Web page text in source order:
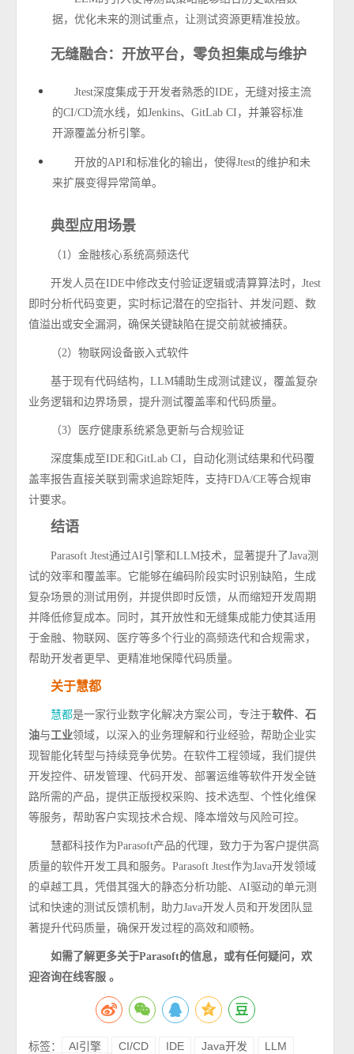
据，优化未来的测试重点，让测试资源更精准投放。
无缝融合：开放平台，零负担集成与维护
Jtest深度集成于开发者熟悉的IDE ，无缝对接主流
的CI/CD流水线，如Jenkins、GitLab CI ，并兼容标准
开源覆盖分析引擎。
开放的API和标准化的输出，使得Jtest的维护和未
来扩展变得异常简单。
典型应用场景
（1）金融核心系统高频迭代
开发人员在IDE中修改支付验证逻辑或清算算法时，Jtest
即时分析代码变更，实时标记潜在的空指针、并发问题、数
值溢出或安全漏洞，确保关键缺陷在提交前就被捕获。
（2）物联网设备嵌入式软件
基于现有代码结构，LLM辅助生成测试建议，覆盖复杂
业务逻辑和边界场景，提升测试覆盖率和代码质量。
（3）医疗健康系统紧急更新与合规验证
深度集成至IDE和GitLab CI ，自动化测试结果和代码覆
盖率报告直接关联到需求追踪矩阵，支持FDA/CE等合规审
计要求。
结语
Parasoft Jtest通过AI引擎和LLM技术，显著提升了Java测
试的效率和覆盖率。它能够在编码阶段实时识别缺陷，生成
复杂场景的测试用例，并提供即时反馈，从而缩短开发周期
并降低修复成本。同时，其开放性和无缝集成能力使其适用
于金融、物联网、医疗等多个行业的高频迭代和合规需求，
帮助开发者更早、更精准地保障代码质量。
关于慧都
慧都是一家行业数字化解决方案公司，专注于软件、石
油与工业领域，以深入的业务理解和行业经验，帮助企业实
现智能化转型与持续竞争优势。在软件工程领域，我们提供
开发控件、研发管理、代码开发、部署运维等软件开发全链
路所需的产品，提供正版授权采购、技术选型、个性化维保
等服务，帮助客户实现技术合规、降本增效与风险可控。
慧都科技作为Parasoft产品的代理，致力于为客户提供高
质量的软件开发工具和服务。Parasoft Jtest作为Java开发领域
的卓越工具，凭借其强大的静态分析功能、AI驱动的单元测
试和快速的测试反馈机制，助力Java开发人员和开发团队显
著提升代码质量，确保开发过程的高效和顺畅。
如需了解更多关于Parasoft的信息，或有任何疑问，欢
迎咨询在线客服 。
标签： AI引擎 CI/CD IDE Java开发
LLM